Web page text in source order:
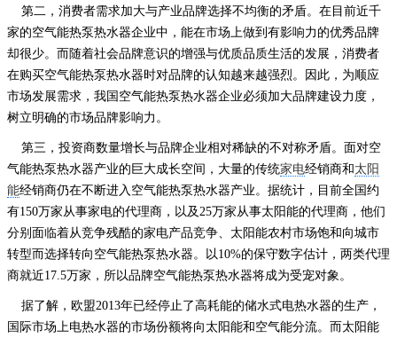
第二，消费者需求加大与产业品牌选择不均衡的矛盾。在目前近千
家的空气能热泵热水器企业中，能在市场上做到有影响力的优秀品牌
却很少。而随着社会品牌意识的增强与优质品质生活的发展，消费者
在购买空气能热泵热水器时对品牌的认知越来越强烈。因此，为顺应
市场发展需求，我国空气能热泵热水器企业必须加大品牌建设力度，
树立明确的市场品牌影响力。
第三，投资商数量增长与品牌企业相对稀缺的不对称矛盾。面对空
气能热泵热水器产业的巨大成长空间，大量的传统家电经销商和 太阳
能经销商仍在不断进入空气能热泵热水器产业。据统计，目前全国约
有150万家从事家电的代理商，以及25万家从事太阳能的代理商，他们
分别面临着从竞争残酷的家电产品竞争、太阳能农村市场饱和向城市
转型而选择转向空气能热泵热水器。以10%的保守数字估计，两类代理
商就近17.5万家，所以品牌空气能热泵热水器将成为受宠对象。
据了解，欧盟2013年已经停止了高耗能的储水式电热水器的生产，
国际市场上电热水器的市场份额将向太阳能和空气能分流。而太阳能